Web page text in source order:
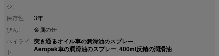
ジ:
保存性:
3年
びん:
金属の缶
ハイライ
ト:
突き通るオイル車の潤滑油のスプレー,
Aeropak車の潤滑油のスプレー, 400ml反錆の潤滑油